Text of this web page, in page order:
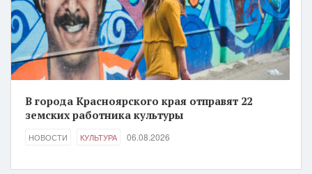
В города Красноярского края отправят 22
земских работника культуры
НОВОСТИ КУЛЬТУРА 06.08.2026